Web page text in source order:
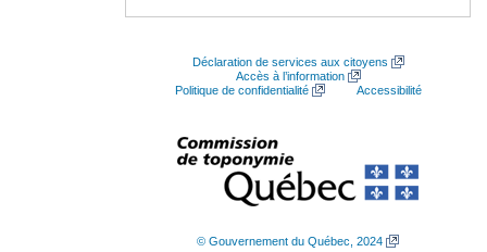
Déclaration de services aux citoyens
Accès à l’information
Politique de confidentialité
Accessibilité
© Gouvernement du Québec, 2024